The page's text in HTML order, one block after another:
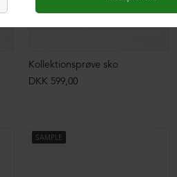
Kollektionsprøve sko
DKK 599,00
SAMPLE